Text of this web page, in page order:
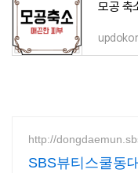
모공 축
http://
SBS뷰티스쿨동